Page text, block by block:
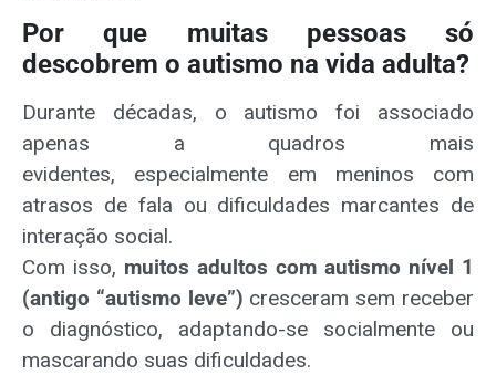
Por que muitas pessoas só
descobrem o autismo na vida adulta?
Durante décadas, o autismo foi associado
apenas a quadros mais
evidentes, especialmente em meninos com
atrasos de fala ou dificuldades marcantes de
interação social.
Com isso, muitos adultos com autismo nível 1
(antigo “autismo leve”) cresceram sem receber
o diagnóstico, adaptando-se socialmente ou
mascarando suas dificuldades.